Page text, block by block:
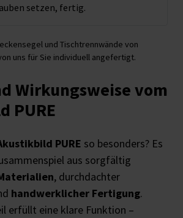
setzen, fertig.
und Tischtrennwände von
uns für Sie individuell angefertigt.
Wirkungsweise vom
PURE
PURE so besonders? Es
aus sorgfältig
, durchdachter
handwerklicher Fertigung.
erfüllt eine klare Funktion –